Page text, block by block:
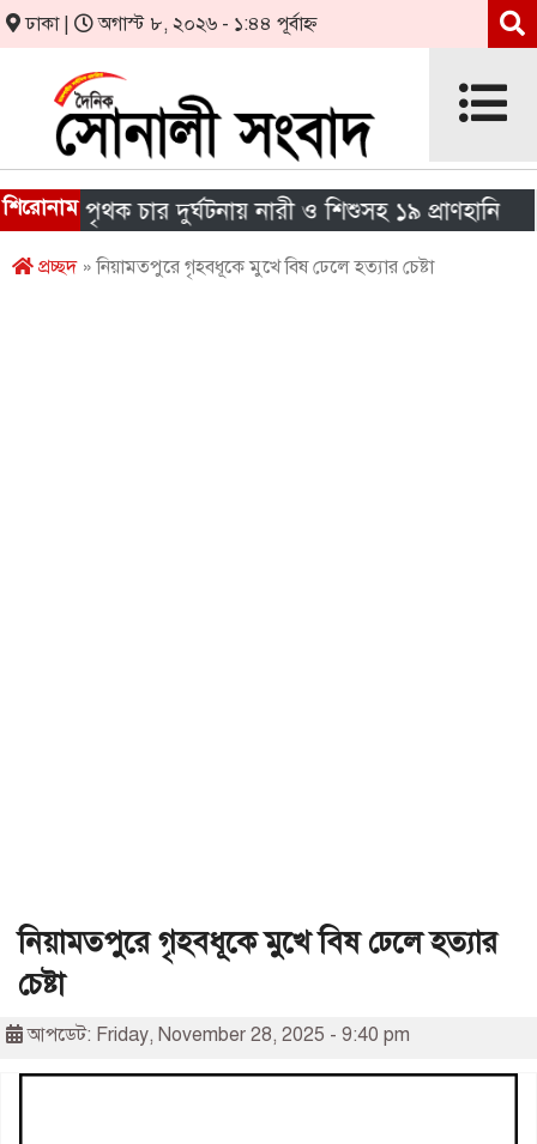
ঢাকা | অগাস্ট ৮, ২০২৬ - ১:৪৪ পূর্বাহ্ন
শিরোনাম
পৃথক চার দুর্ঘটনায় নারী ও শিশুসহ ১৯ প্রাণহানি
প্রচ্ছদ» নিয়ামতপুরে গৃহবধূকে মুখে বিষ ঢেলে হত্যার চেষ্টা
নিয়ামতপুরে গৃহবধূকে মুখে বিষ ঢেলে হত্যার
চেষ্টা
আপডেট: Friday, November 28, 2025 - 9:40 pm